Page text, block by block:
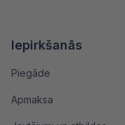
Iepirkšanās
Piegāde
Apmaksa